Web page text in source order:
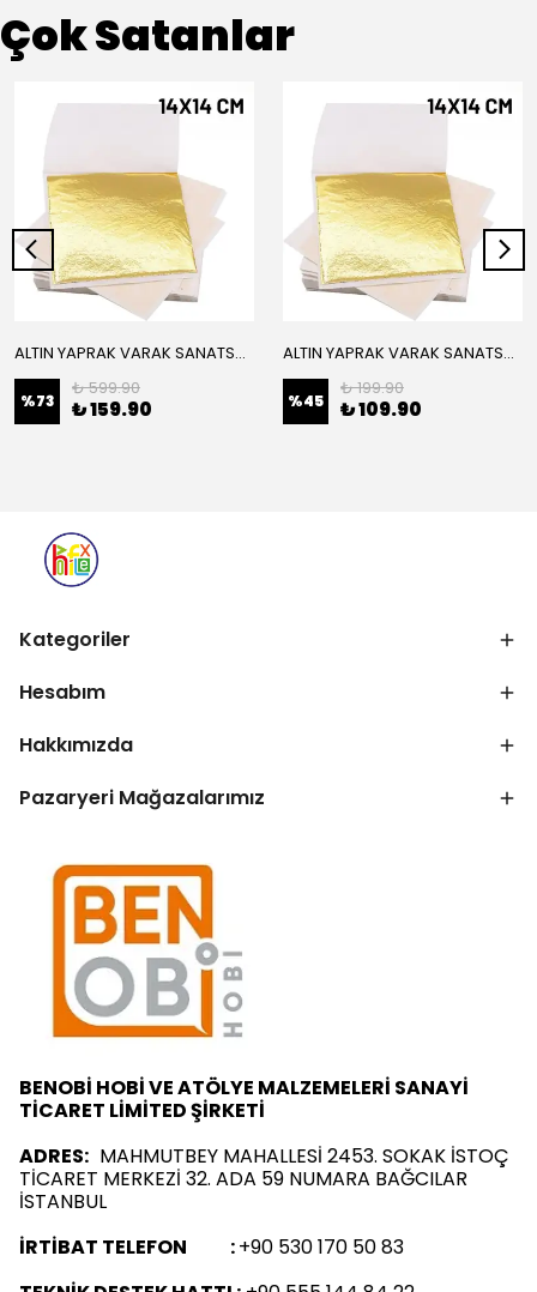
Çok Satanlar
ALTIN YAPRAK VARAK SANATSAL BÜYÜK BOY FOLYO EPOKSİ REÇİNE NAİL ART 16 ADET 14X14 CM ALTIN RENK
%73
₺ 599.90
₺ 159.90
ALTIN YAPRAK VARAK SANATSAL BÜYÜK BOY FOLYO EPOKSİ REÇİNE NAİL ART 8 ADET ALTIN RENK 14X14 CM
%45
₺ 199.90
₺ 109.90
Kategoriler
Hesabım
Hakkımızda
Pazaryeri Mağazalarımız
BENOBİ HOBİ VE ATÖLYE MALZEMELERİ SANAYİ
TİCARET LİMİTED ŞİRKETİ
ADRES: MAHMUTBEY MAHALLESİ 2453. SOKAK İSTOÇ
TİCARET MERKEZİ 32. ADA 59 NUMARA BAĞCILAR
İSTANBUL
İRTİBAT TELEFON :+90 530 170 50 83